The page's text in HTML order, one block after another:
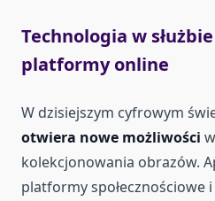
Technologia w
platformy online
W dzisiejszym cyfrowym
otwiera nowe możliwości
kolekcjonowania obrazów.
platformy